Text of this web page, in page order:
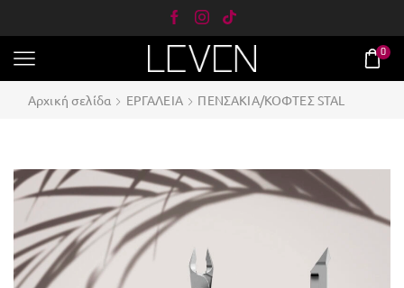
0
Αρχική σελίδα ΕΡΓΑΛΕΙΑ ΠΕΝΣΑΚΙΑ/ΚΟΦΤΕΣ STAL